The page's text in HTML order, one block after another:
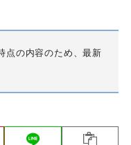
点の内容のため、最新